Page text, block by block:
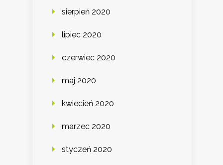
sierpień 2020
lipiec 2020
czerwiec 2020
maj 2020
kwiecień 2020
marzec 2020
styczeń 2020